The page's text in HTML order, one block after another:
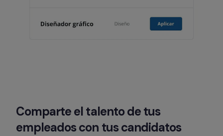
Comparte el talento de tus
empleados con tus candidatos